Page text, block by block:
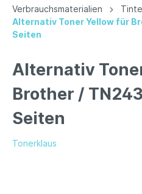
Verbrauchsmaterialien
Alternativ Toner Yellow für
Seiten
Alternativ
Brother /
Seiten
Tonerklaus